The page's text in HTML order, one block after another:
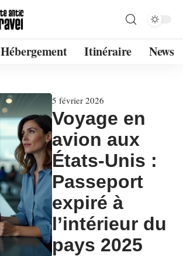
Hébergement Itinéraire News
5 février 2026
Voyage en
avion aux
États-Unis :
Passeport
expiré à
l’intérieur du
pays 2025